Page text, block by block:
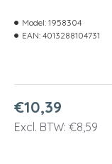
€10,39
Excl. BTW: €8,59
Model: 1958304
EAN: 4013288104731